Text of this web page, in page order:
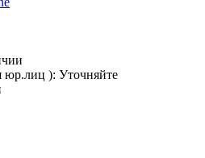
вибрация, передаваемая от
так же приводит к разрушение
батареи,
и батарея не вырабатывает
кислотных
юр.лиц ): Уточняйте